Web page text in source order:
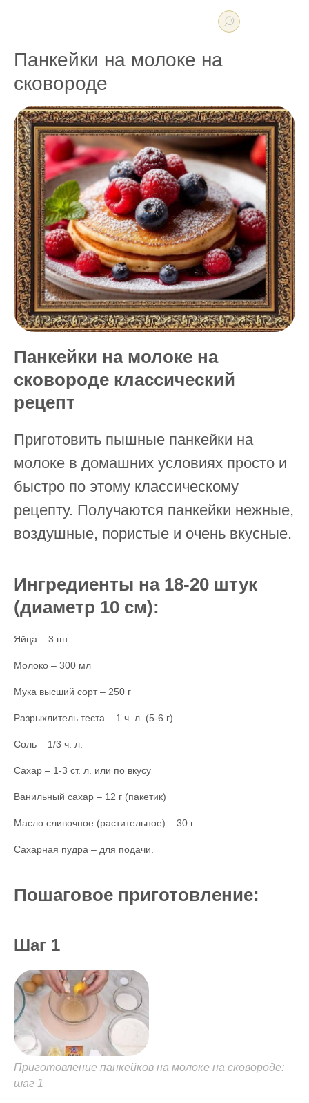
Панкейки на молоке на
сковороде
Панкейки на молоке на
сковороде классический
рецепт
Приготовить пышные панкейки на
молоке в домашних условиях просто и
быстро по этому классическому
рецепту. Получаются панкейки нежные,
воздушные, пористые и очень вкусные.
Ингредиенты на 18-20 штук
(диаметр 10 см):
Яйца – 3 шт.
Молоко – 300 мл
Мука высший сорт – 250 г
Разрыхлитель теста – 1 ч. л. (5-6 г)
Соль – 1/3 ч. л.
Сахар – 1-3 ст. л. или по вкусу
Ванильный сахар – 12 г (пакетик)
Масло сливочное (растительное) – 30 г
Сахарная пудра – для подачи.
Пошаговое приготовление:
Шаг 1
Приготовление панкейков на молоке на сковороде:
шаг 1